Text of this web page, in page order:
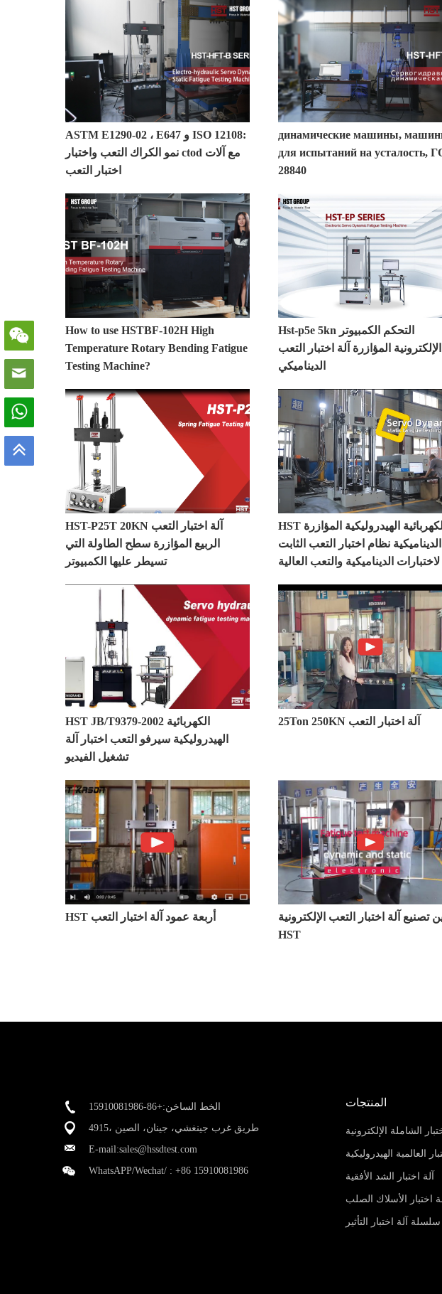
ASTM E1290-02 ، E647 و ISO 12108:
نمو الكراك التعب واختبار ctod مع آلات
اختبار التعب
динамические машины,
для испытаний на усталость,
28840
How to use HSTBF-102H High
Temperature Rotary Bending Fatigue
Testing Machine?
Hst-p5e 5kn التحكم الكمبيوتر
الإلكترونية المؤازرة آلة اختبار التعب
الديناميكي
HST-P25T 20KN آلة اختبار التعب
الربيع المؤازرة سطح الطاولة التي
تسيطر عليها الكمبيوتر
HST الكهربائية الهيدروليكية المؤازرة
الديناميكية نظام اختبار التعب الثابت
لاختبارات الديناميكية والتعب العالية
HST JB/T9379-2002 الكهربائية
الهيدروليكية سيرفو التعب اختبار آلة
تشغيل الفيديو
25Ton 250KN آلة اختبار التعب
HST أربعة عمود آلة اختبار التعب
تصنيع آلة اختبار التعب الإلكترونية
HST
الخط الساخن:+86-15910081986
4915، طريق غرب جينغشي، جينان، الصين
E-mail:sales@hssdtest.com
WhatsAPP/Wechat/ : +86 15910081986
المنتجات
الشاملة الإلكترونية
العالمية الهيدروليكية
آلة اختبار الشد الأفقية
اختبار الأسلاك الصلب
سلسلة آلة اختبار التأثير